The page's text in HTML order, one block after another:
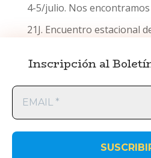
Inscripción al
EMAIL
4-5/julio. Nos
21J. Encuentro estacional
Encuentro estacional de
Encuentro estacional de